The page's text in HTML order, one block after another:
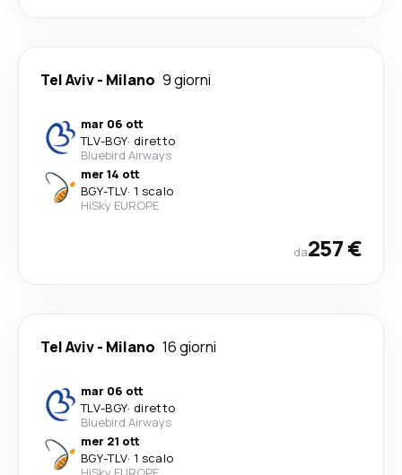
Tel Aviv- Milano 9 giorni
mar 06 ott
TLV-BGY· diretto
Bluebird Airways
mer 14 ott
BGY-TLV· 1 scalo
HiSky EUROPE
da257 €
Tel Aviv- Milano 16 giorni
mar 06 ott
TLV-BGY· diretto
Bluebird Airways
mer 21 ott
BGY-TLV· 1 scalo